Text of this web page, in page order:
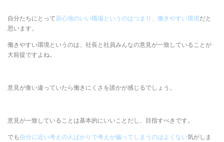
自分たちにとって居心地のいい職場というのはつまり、働きやすい環境だと
思います。
働きやすい環境というのは、社長と社員みんなの意見が一致していることが
大前提ですよね。
意見が食い違っていたら働きにくさを誰かが感じるでしょう。
意見が一致していることは基本的にいいことだし、目指すべきです。
でも自分に近い考えの人ばかりで考えが偏ってしまうのはよくない気がしま